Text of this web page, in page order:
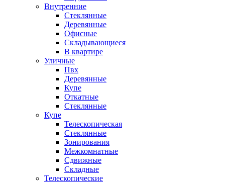
Внутренние
Стеклянные
Деревянные
Офисные
Складывающиеся
В квартире
Уличные
Пвх
Деревянные
Купе
Откатные
Стеклянные
Купе
Телескопическая
Стеклянные
Зонирования
Межкомнатные
Сдвижные
Складные
Телескопические